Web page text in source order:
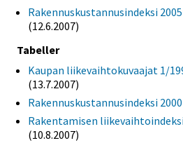
Rakennuskustannusindeksi
(12.6.2007)
Tabeller
Kaupan liikevaihtokuvaajat 1/
(13.7.2007)
Rakennuskustannusindeksi
Rakentamisen
(10.8.2007)